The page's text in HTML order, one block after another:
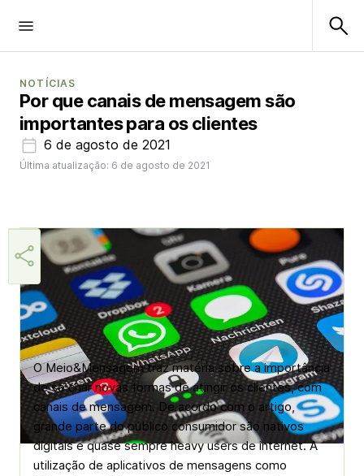
NOTÍCIAS
Por que canais de mensagem são
importantes para os clientes
6 de agosto de 2021
Última atualização: 6 de agosto de 2021
Márcia Miranda
O Meio&Mensagem traz matéria sobre a importância
de se criar novas formas de atingir os clientes, com
canais de mensagem. De acordo com o artigo,
grande parte do público consumidor são nativos
digitais e quase sempreheavy usersde internet. A
utilização de aplicativos de mensagens como